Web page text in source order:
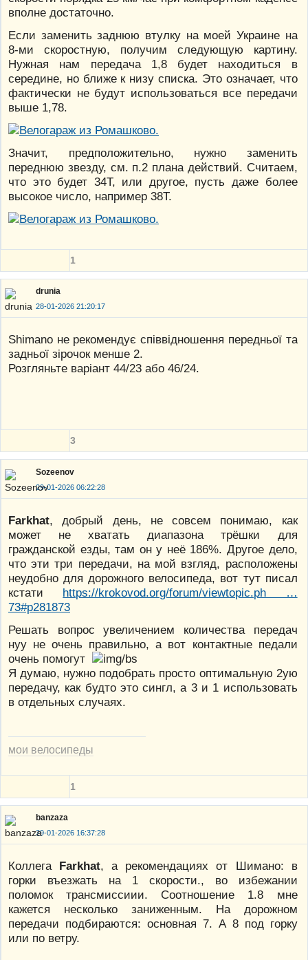
вполне достаточно.
Если заменить заднюю втулку на моей Украине на
8-ми скоростную, получим следующую картину.
Нужная нам передача 1,8 будет находиться в
середине, но ближе к низу списка. Это означает, что
фактически не будут использоваться все передачи
выше 1,78.
Значит, предположительно, нужно заменить
переднюю звезду, см. п.2 плана действий. Считаем,
что это будет 34Т, или другое, пусть даже более
высокое число, например 38Т.
1
drunia
28-01-2026 21:20:17
Shimano не рекомендує співвідношення передньої та
задньої зірочок менше 2.
Розгляньте варіант 44/23 або 46/24.
3
Sozeenov
29-01-2026 06:22:28
Farkhat, добрый день, не совсем понимаю, как
может не хватать диапазона трёшки для
гражданской езды, там он у неё 186%. Другое дело,
что эти три передачи, на мой взгляд, расположены
неудобно для дорожного велосипеда, вот тут писал
кстати https://krokovod.org/forum/viewtopic.ph …
73#p281873
Решать вопрос увеличением количества передач
нуу не очень правильно, а вот контактные педали
очень помогут
Я думаю, нужно подобрать просто оптимальную 2ую
передачу, как будто это сингл, а 3 и 1 использовать
в отдельных случаях.
мои велосипеды
1
banzaza
29-01-2026 16:37:28
Коллега Farkhat, а рекомендациях от Шимано: в
горки въезжать на 1 скорости., во избежании
поломок трансмиссиии. Соотношение 1.8 мне
кажется несколько заниженным. На дорожном
передачи подбираются: основная 7. А 8 под горку
или по ветру.